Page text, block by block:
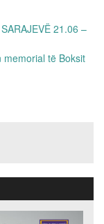
21.06 –
memorial të Boksit